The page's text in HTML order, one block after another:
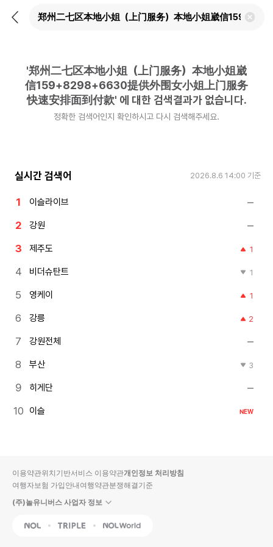
뒤
검
'郑州二七区本地小姐（上门服务）本地小姐崴
信159+8298+6630提供外围女小姐上门服务
快速安排面到付款' 에 대한 검색결과가 없습니다.
정확한 검색어인지 확인하시고 다시 검색해주세요.
실시간 검색어 2026.8.6 14:00 기준
이슬라이브
강원
제주도 1
비더슈탄트 1
영케이 1
강릉 2
강원전체
부산 3
히게단
이슬 NEW
이용약관위치기반서비스 이용약관개인정보 처리방침
여행자보험 가입안내여행약관분쟁해결기준
(주)놀유니버스 사업자 정보
NOL Triple Interpark Global